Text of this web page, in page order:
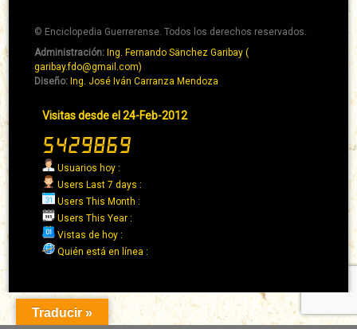
© Enciclopedia Guerrerense. Todos los derechos reservados.
Pie
de
→
Abaixo
Administración:Ing. Fernando Sänchez Garibay (
garibay.fdo@gmail.com)
Diseño:Ing. José Iván Carranza Mendoza
de
página
→
Derecha
Visitas desde el 24-Feb-2012
Usuarios hoy :
Users Last 7 days :
Users This Month :
Users This Year :
Vistas de hoy :
Quién está en línea :
Traducir »